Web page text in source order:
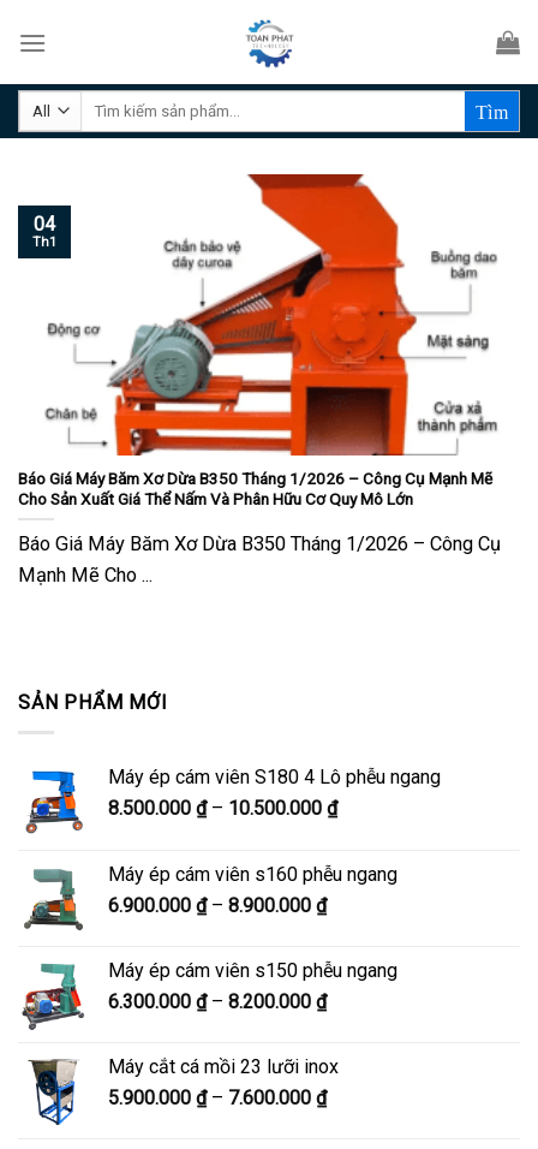
Tìm
SẢN PHẨM MỚI
Máy ép cám viên S180 4 Lô phễu ngang
8.500.000 ₫ – 10.500.000 ₫Khoảng
8.500.000 ₫
Máy ép cám viên s160 phễu ngang
6.900.000 ₫ – 8.900.000 ₫Khoảng
từ
6.900.000 ₫
đến
Máy ép cám viên s150 phễu ngang
6.300.000 ₫ – 8.200.000 ₫Khoảng
6.300.000 ₫
đến
Máy cắt cá mồi 23 lưỡi inox
5.900.000 ₫ – 7.600.000 ₫Khoảng
Báo Giá Máy Băm Xơ Dừa B350 Tháng 1/2026 – Công Cụ Mạnh Mẽ
Cho Sản Xuất Giá Thể Nấm Và Phân Hữu Cơ Quy Mô Lớn
Báo Giá Máy Băm Xơ Dừa B350 Tháng 1/2026 – Công Cụ
Mạnh Mẽ Cho ...
04
Th1